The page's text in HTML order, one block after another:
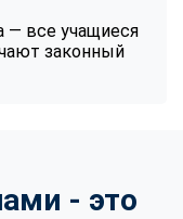
— все учащиеся
законный
- это